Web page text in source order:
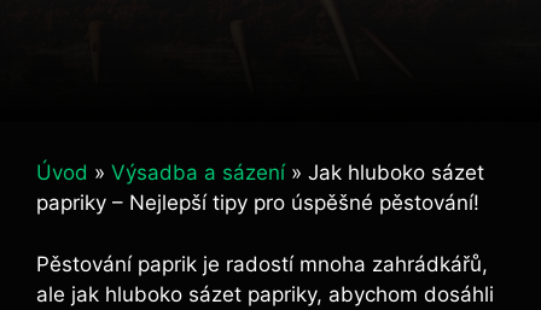
Úvod » Výsadba a sázení » Jak hluboko sázet
papriky – Nejlepší tipy pro úspěšné pěstování!
Pěstování paprik je radostí mnoha zahrádkářů,
ale jak hluboko sázet ‍papriky, abychom dosáhli